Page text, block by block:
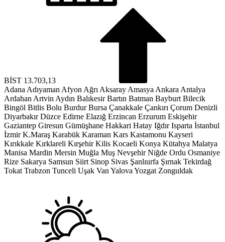
BİST 13.703,13
Adana Adıyaman Afyon Ağrı Aksaray Amasya Ankara Antalya
Ardahan Artvin Aydın Balıkesir Bartın Batman Bayburt Bilecik
Bingöl Bitlis Bolu Burdur Bursa Çanakkale Çankırı Çorum Denizli
Diyarbakır Düzce Edirne Elazığ Erzincan Erzurum Eskişehir
Gaziantep Giresun Gümüşhane Hakkari Hatay Iğdır Isparta İstanbul
İzmir K.Maraş Karabük Karaman Kars Kastamonu Kayseri
Kırıkkale Kırklareli Kırşehir Kilis Kocaeli Konya Kütahya Malatya
Manisa Mardin Mersin Muğla Muş Nevşehir Niğde Ordu Osmaniye
Rize Sakarya Samsun Siirt Sinop Sivas Şanlıurfa Şırnak Tekirdağ
Tokat Trabzon Tunceli Uşak Van Yalova Yozgat Zonguldak